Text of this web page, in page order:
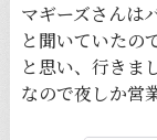
マギーズさんは
と聞いていたの
と思い、行きま
なので夜しか営